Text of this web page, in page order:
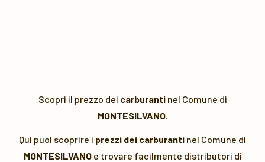
Scopri il prezzo dei carburantinel Comune di
MONTESILVANO.
Qui puoi scoprire i prezzi dei carburanti nel Comune di
MONTESILVANOe trovare facilmente distributori di